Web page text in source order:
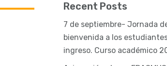
Recent Posts
7 de septiembre- Jornada
bienvenida a los
ingreso. Curso académico